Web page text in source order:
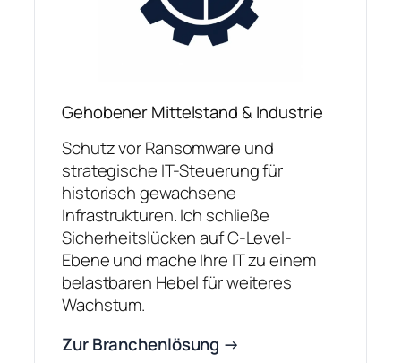
Gehobener Mittelstand & Industrie
Schutz vor Ransomware und
strategische IT-Steuerung für
historisch gewachsene
Infrastrukturen. Ich schließe
Sicherheitslücken auf C-Level-
Ebene und mache Ihre IT zu einem
belastbaren Hebel für weiteres
Wachstum.
Zur Branchenlösung →